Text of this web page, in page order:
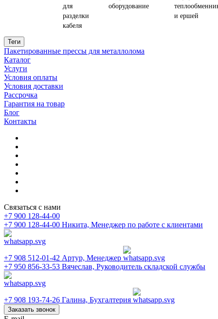
для
разделки
кабеля
оборудование
и ершей
Теги
Пакетированные прессы
Пакетированные прессы для металлолома
Каталог
Услуги
Условия оплаты
Условия доставки
Рассрочка
Гарантия на товар
Блог
Контакты
Связаться с нами
+7 900 128-44-00
+7 900 128-44-00 Никита, Менеджер по работе с клиентами
+7 908 512-01-42 Артур, Менеджер
+7 950 856-33-53 Вячеслав, Руководитель складской службы
+7 908 193-74-26 Галина, Бухгалтерия
Заказать звонок